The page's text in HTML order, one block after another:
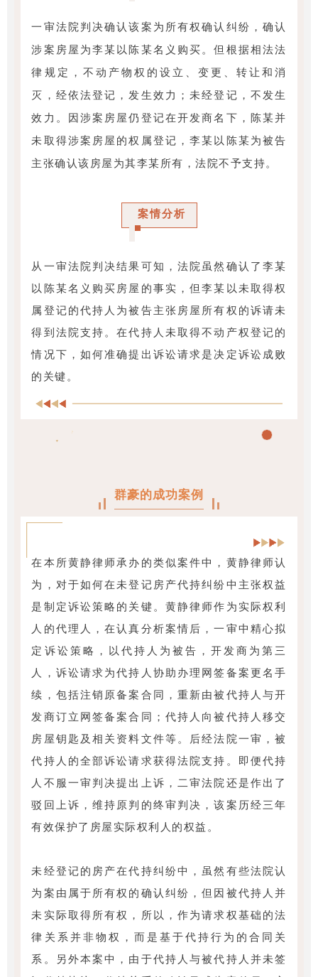
一审法院判决确认该案为所有权确认纠纷，确认
涉案房屋为李某以陈某名义购买。但根据相法法
律规定，不动产物权的设立、变更、转让和消
灭，经依法登记，发生效力；未经登记，不发生
效力。因涉案房屋仍登记在开发商名下，陈某并
未取得涉案房屋的权属登记，李某以陈某为被告
主张确认该房屋为其李某所有，法院不予支持。
案情分析
从一审法院判决结果可知，法院虽然确认了李某
以陈某名义购买房屋的事实，但李某以未取得权
属登记的代持人为被告主张房屋所有权的诉请未
得到法院支持。在代持人未取得不动产权登记的
情况下，如何准确提出诉讼请求是决定诉讼成败
的关键。
群豪的成功案例
在本所黄静律师承办的类似案件中，黄静律师认
为，对于如何在未登记房产代持纠纷中主张权益
是制定诉讼策略的关键。黄静律师作为实际权利
人的代理人，在认真分析案情后，一审中精心拟
定诉讼策略，以代持人为被告，开发商为第三
人，诉讼请求为代持人协助办理网签备案更名手
续，包括注销原备案合同，重新由被代持人与开
发商订立网签备案合同；代持人向被代持人移交
房屋钥匙及相关资料文件等。后经法院一审，被
代持人的全部诉讼请求获得法院支持。即便代持
人不服一审判决提出上诉，二审法院还是作出了
驳回上诉，维持原判的终审判决，该案历经三年
有效保护了房屋实际权利人的权益。
未经登记的房产在代持纠纷中，虽然有些法院认
为案由属于所有权的确认纠纷，但因被代持人并
未实际取得所有权，所以，作为请求权基础的法
律关系并非物权，而是基于代持行为的合同关
系。另外本案中，由于代持人与被代持人并未签